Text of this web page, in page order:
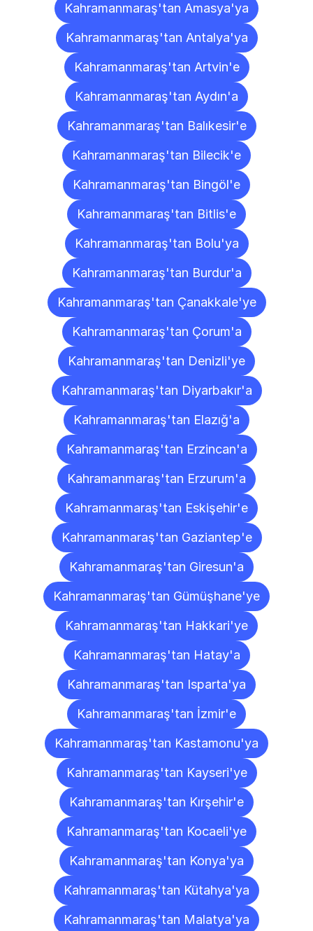
Kahramanmaraş'tan Amasya'ya
Kahramanmaraş'tan Antalya'ya
Kahramanmaraş'tan Artvin'e
Kahramanmaraş'tan Aydın'a
Kahramanmaraş'tan Balıkesir'e
Kahramanmaraş'tan Bilecik'e
Kahramanmaraş'tan Bingöl'e
Kahramanmaraş'tan Bitlis'e
Kahramanmaraş'tan Bolu'ya
Kahramanmaraş'tan Burdur'a
Kahramanmaraş'tan Çanakkale'ye
Kahramanmaraş'tan Çorum'a
Kahramanmaraş'tan Denizli'ye
Kahramanmaraş'tan Diyarbakır'a
Kahramanmaraş'tan Elazığ'a
Kahramanmaraş'tan Erzincan'a
Kahramanmaraş'tan Erzurum'a
Kahramanmaraş'tan Eskişehir'e
Kahramanmaraş'tan Gaziantep'e
Kahramanmaraş'tan Giresun'a
Kahramanmaraş'tan Gümüşhane'ye
Kahramanmaraş'tan Hakkari'ye
Kahramanmaraş'tan Hatay'a
Kahramanmaraş'tan Isparta'ya
Kahramanmaraş'tan İzmir'e
Kahramanmaraş'tan Kastamonu'ya
Kahramanmaraş'tan Kayseri'ye
Kahramanmaraş'tan Kırşehir'e
Kahramanmaraş'tan Kocaeli'ye
Kahramanmaraş'tan Konya'ya
Kahramanmaraş'tan Kütahya'ya
Kahramanmaraş'tan Malatya'ya